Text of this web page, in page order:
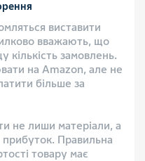
виставити
вважають, що
кількість замовлень.
на Amazon, але не
більше за
не лиши матеріали, а
Правильна
товару має